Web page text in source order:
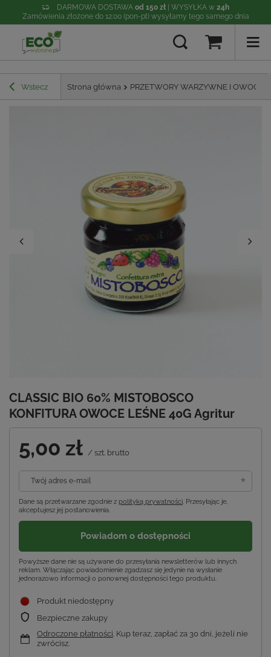
DARMOWA DOSTAWA od 150 zł | WYSYŁKA w 24h
Zamówienia złożone do 12:00 (pon-pt) wysyłamy tego samego dnia
Wstecz Strona główna PRZETWORY WARZYWNE I
CLASSIC BIO 60% MISTOBOSCO
KONFITURA OWOCE LEŚNE 40G Agritur
5,00 zł / szt. brutto
Twój adres e-mail
Dane są przetwarzane zgodnie z polityką prywatności. Przesyłając je,
akceptujesz jej postanowienia.
Powiadom o dostępności
Powyższe dane nie są używane do przesyłania newsletterów lub innych
reklam. Włączając powiadomienie zgadzasz się jedynie na wysłanie
jednorazowo informacji o ponownej dostępności tego produktu.
Produkt niedostępny
Bezpieczne zakupy
Odroczone płatności . Kup teraz, zapłać za 30 dni, jeżeli nie
zwrócisz.